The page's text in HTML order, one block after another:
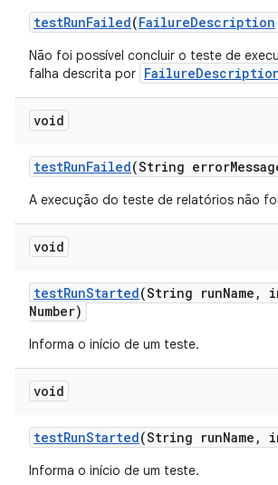
testRunFailed(FailureDescription
Não foi possível concluir o teste de
falha descrita por
void
testRunFailed(String error
A execução do teste de relatórios não
void
testRunStarted(String runName ,
Number)
Informa o início de um teste.
void
testRunStarted(String runName ,
Informa o início de um teste.